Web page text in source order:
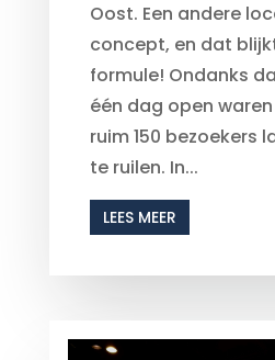
Oost. Een andere
concept, en dat
formule! Ondanks
één dag open
ruim 150 bezoekers
te ruilen. In...
LEES MEER